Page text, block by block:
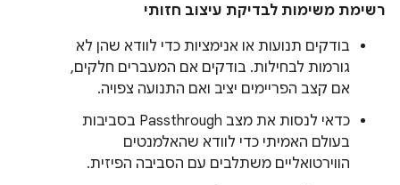
רשימת משימות לבדיקת עיצוב חזותי
בודקים תנועות או אנימציות כדי לוודא שהן לא
גורמות לבחילות. בודקים אם המעברים חלקים,
אם קצב הפריימים יציב ואם התנועה צפויה.
כדאי לנסות את מצב Passthrough בסביבות
בעולם האמיתי כדי לוודא שהאלמנטים
הווירטואליים משתלבים עם הסביבה הפיזית.